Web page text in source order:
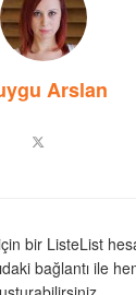
Arslan
bir ListeList
bağlantı ile